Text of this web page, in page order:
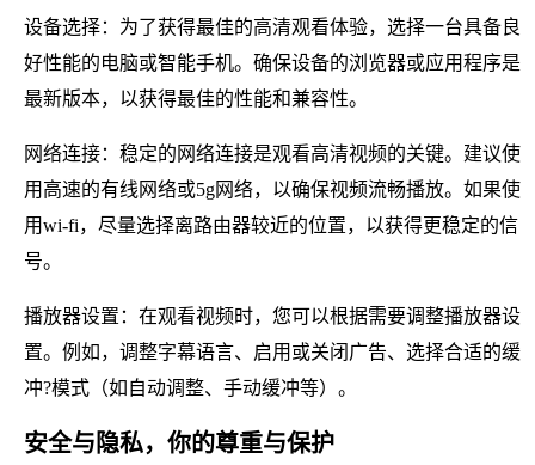
设备选择：为了获得最佳的高清观看体验，选择一台具备良
好性能的电脑或智能手机。确保设备的浏览器或应用程序是
最新版本，以获得最佳的性能和兼容性。
网络连接：稳定的网络连接是观看高清视频的关键。建议使
用高速的有线网络或5g网络，以确保视频流畅播放。如果使
用wi-fi，尽量选择离路由器较近的位置，以获得更稳定的信
号。
播放器设置：在观看视频时，您可以根据需要调整播放器设
置。例如，调整字幕语言、启用或关闭广告、选择合适的缓
冲?模式（如自动调整、手动缓冲等）。
安全与隐私，你的尊重与保护